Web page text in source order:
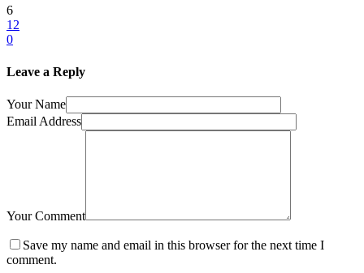
6
12
0
Leave a Reply
Your Name
Email Address
Your Comment
Save my name and email in this browser for the next time I
comment.